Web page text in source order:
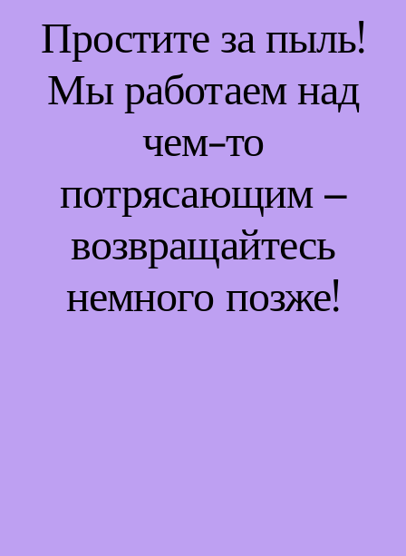
Простите за пыль!
Мы работаем над
чем-то
потрясающим –
возвращайтесь
немного позже!